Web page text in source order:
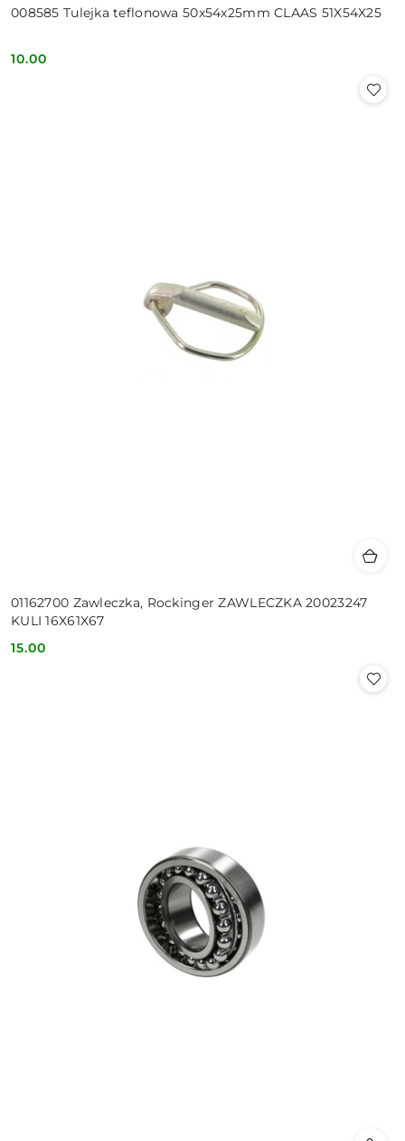
008585 Tulejka teflonowa 50x54x25mm CLAAS 51X54X25
Cena:
10.00
01162700 Zawleczka, Rockinger ZAWLECZKA 20023247
KULI 16X61X67
Cena:
15.00